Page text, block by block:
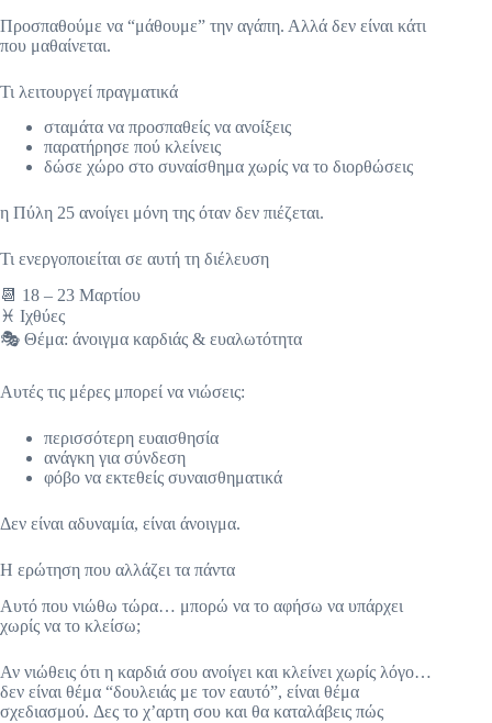
Προσπαθούμε να “μάθουμε” την αγάπη. Αλλά δεν είναι κάτι
που μαθαίνεται.
Τι λειτουργεί πραγματικά
σταμάτα να προσπαθείς να ανοίξεις
παρατήρησε πού κλείνεις
δώσε χώρο στο συναίσθημα χωρίς να το διορθώσεις
η Πύλη 25 ανοίγει μόνη της όταν δεν πιέζεται.
Τι ενεργοποιείται σε αυτή τη διέλευση
📆 18 – 23 Μαρτίου
♓ Ιχθύες
🎭 Θέμα: άνοιγμα καρδιάς & ευαλωτότητα
Αυτές τις μέρες μπορεί να νιώσεις:
περισσότερη ευαισθησία
ανάγκη για σύνδεση
φόβο να εκτεθείς συναισθηματικά
Δεν είναι αδυναμία, είναι άνοιγμα.
Η ερώτηση που αλλάζει τα πάντα
Αυτό που νιώθω τώρα… μπορώ να το αφήσω να υπάρχει
χωρίς να το κλείσω;
Αν νιώθεις ότι η καρδιά σου ανοίγει και κλείνει χωρίς λόγο…
δεν είναι θέμα “δουλειάς με τον εαυτό”, είναι θέμα
σχεδιασμού. Δες το χ’αρτη σου και θα καταλάβεις πώς